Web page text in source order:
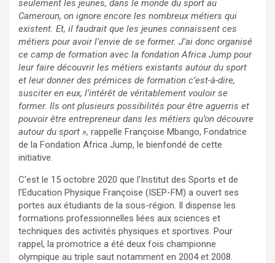
seulement les jeunes, dans le monde du sport au
Cameroun, on ignore encore les nombreux métiers qui
existent. Et, il faudrait que les jeunes connaissent ces
métiers pour avoir l’envie de se former. J’ai donc organisé
ce camp de formation avec la fondation Africa Jump pour
leur faire découvrir les métiers existants autour du sport
et leur donner des prémices de formation c’est-à-dire,
susciter en eux, l’intérêt de véritablement vouloir se
former. Ils ont plusieurs possibilités pour être aguerris et
pouvoir être entrepreneur dans les métiers qu’on découvre
autour du sport », rappelle Françoise Mbango, Fondatrice
de la Fondation Africa Jump, le bienfondé de cette
initiative.
C’est le 15 octobre 2020 que l’Institut des Sports et de
l’Education Physique Françoise (ISEP-FM) a ouvert ses
portes aux étudiants de la sous-région. Il dispense les
formations professionnelles liées aux sciences et
techniques des activités physiques et sportives. Pour
rappel, la promotrice a été deux fois championne
olympique au triple saut notamment en 2004 et 2008.